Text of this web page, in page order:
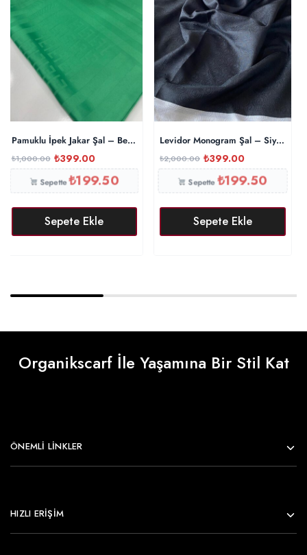
Pamuklu İpek Jakar Şal – Benetton
₺1,000.00 ₺399.00
Sepette₺199.50
Sepete Ekle
Levidor Monogram Şal – Siyah
₺2,000.00 ₺399.00
Sepette₺199.50
Sepete Ekle
Organikscarf İle Yaşamına Bir Stil Kat
ÖNEMLI LINKLER
HIZLI ERİŞİM